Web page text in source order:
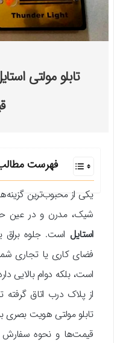
تابلو مولتی
فهرست
یکی از محبوب‌ترین
شیک، مدرن و در عین
استایل است. جلوه
فضای کاری یا تجاری
است، بلکه دوام بالایی
از پلاک درب اتاق گرفته
تابلو مولتی هویت بصری
قیمت‌ها و نحوه سفارش